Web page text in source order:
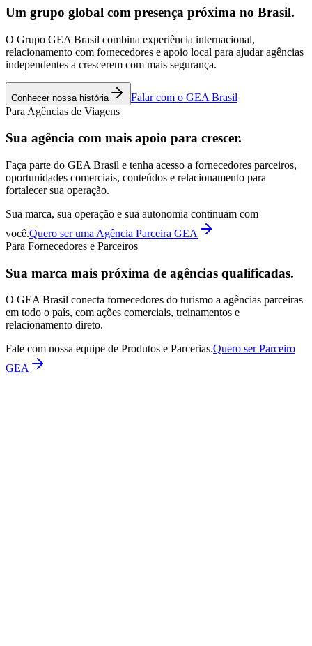
Um grupo global com presença próxima no Brasil.
O Grupo GEA Brasil combina experiência internacional,
relacionamento com fornecedores e apoio local para ajudar agências
independentes a crescerem com mais segurança.
Conhecer nossa história
Falar com o GEA Brasil
Para Agências de Viagens
Sua agência com mais apoio para crescer.
Faça parte do GEA Brasil e tenha acesso a fornecedores parceiros,
oportunidades comerciais, conteúdos e relacionamento para
fortalecer sua operação.
Sua marca, sua operação e sua autonomia continuam com
você.Quero ser uma Agência Parceira GEA
Para Fornecedores e Parceiros
Sua marca mais próxima de agências qualificadas.
O GEA Brasil conecta fornecedores do turismo a agências parceiras
em todo o país, com ações comerciais, treinamentos e
relacionamento direto.
Fale com nossa equipe de Produtos e Parcerias.Quero ser Parceiro
GEA